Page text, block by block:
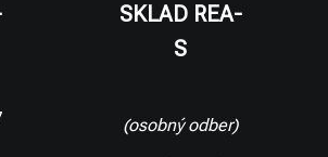
SKLAD REA-
S
(osobný odber)